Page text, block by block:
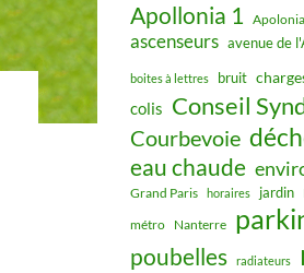
Apollonia 1
ascenseurs avenue de
boites à lettres bruit
colis Conseil
Courbevoie
eau chaude
Grand Paris horaires jardin
métro Nanterre
poubelles radiateurs